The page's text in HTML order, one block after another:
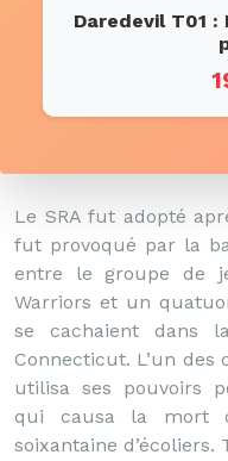
Daredevil T01
Le SRA fut adopté
fut provoqué par la
entre le groupe de
Warriors et un
se cachaient dans
Connecticut. L’un
utilisa ses pouvoirs
qui causa la mort
soixantaine d’écoliers.